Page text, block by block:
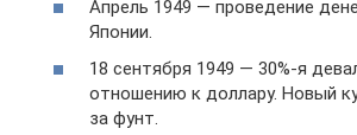
Апрель 1949 — проведение
Японии.
18 сентября 1949 — 30%-я
отношению к доллару. Новый
за фунт.